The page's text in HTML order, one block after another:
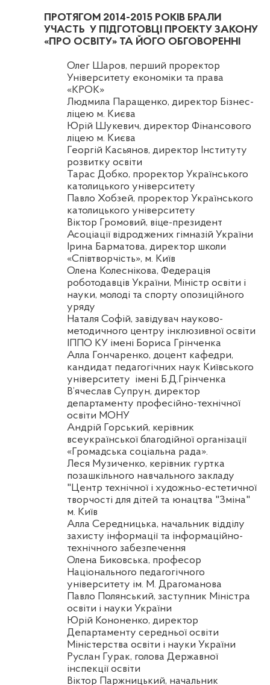
ПРОТЯГОМ 2014-2015 РОКІВ БРАЛИ
УЧАСТЬ У ПІДГОТОВЦІ ПРОЕКТУ ЗАКОНУ
«ПРО ОСВІТУ» ТА ЙОГО ОБГОВОРЕННІ
Олег Шаров, перший проректор
Університету економіки та права
«КРОК»
Людмила Паращенко, директор Бізнес-
ліцею м. Києва
Юрій Шукевич, директор Фінансового
ліцею м. Києва
Георгій Касьянов, директор Інституту
розвитку освіти
Тарас Добко, проректор Українського
католицького університету
Павло Хобзей, проректор Українського
католицького університету
Віктор Громовий, віце-президент
Асоціації відроджених гімназій України
Ірина Барматова, директор школи
«Співтворчість», м. Київ
Олена Колеснікова, Федерація
роботодавців України, Міністр освіти і
науки, молоді та спорту опозиційного
уряду
Наталя Софій, завідувач науково-
методичного центру інклюзивної освіти
ІППО КУімені Бориса Грінченка
Алла Гончаренко, доцент кафедри,
кандидат педагогічних наук Київського
університету імені Б.Д.Грінченка
В’ячеслав Супрун, директор
департаменту професійно-технічної
освіти МОНУ
Андрій Горський, керівник
всеукраїнської благодійної організації
«Громадська соціальна рада».
Леся Музиченко, керівник гуртка
позашкільного навчального закладу
"Центр технічної і художньо-естетичної
творчості для дітей та юнацтва "Зміна"
м. Київ
Алла Середницька, начальник відділу
захисту інформації та інформаційно-
технічного забезпечення
Олена Биковська, професор
Національного педагогічного
університету ім. М. Драгоманова
Павло Полянський, заступник Міністра
освіти і науки України
Юрій Кононенко, директор
Департаменту середньої освіти
Міністерства освіти і науки України
Руслан Гурак, голова Державної
інспекції освіти
Віктор Паржницький, начальник